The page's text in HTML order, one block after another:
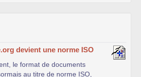
le format de documents